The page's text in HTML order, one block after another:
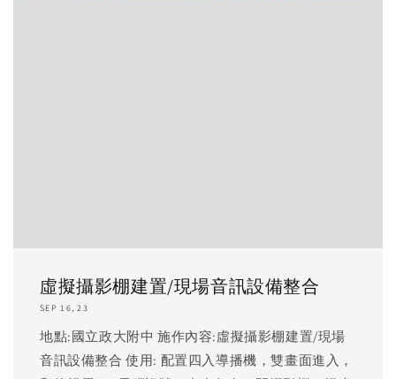
虛擬攝影棚建置/現場音訊設備整合
SEP 16, 23
地點:國立政大附中 施作內容:虛擬攝影棚建置/現場
音訊設備整合 使用: 配置四入導播機，雙畫面進入，